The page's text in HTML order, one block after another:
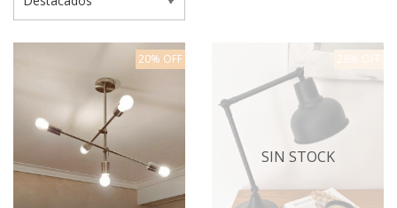
20% OFF
SIN STOCK